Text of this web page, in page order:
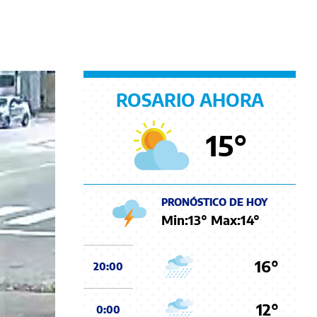
ROSARIO AHORA
15°
PRONÓSTICO DE HOY
Min:13° Max:14°
20:00 16°
0:00 12°